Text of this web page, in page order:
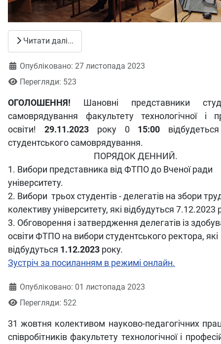
Читати далі...
ДеталіОпубліковано: 27 листопада 2023
Перегляди: 523
ОГОЛОШЕННЯ! Шановні представники
самоврядування факультету технологічної і
освіти! 29.11.2023року 0 15:00
студентського самоврядування.
ПОРЯДОК ДЕННИЙ.
1. Вибори представника від ФТПО до Вченої ради
університету.
2. Вибори трьох студентів - делегатів на збори
колективу університету, які відбудуться 7.12.2023
3. Обговорення і затвердження делегатів із
освіти ФТПО на вибори студентського ректора, які
відбудуться 1.12.2023 року.
Зустріч за посиланням в режимі онлайн.
ДеталіОпубліковано: 01 листопада 2023
Перегляди: 522
31 жовтня колективом науково-педагогічних
співробітників факультету технологічної і